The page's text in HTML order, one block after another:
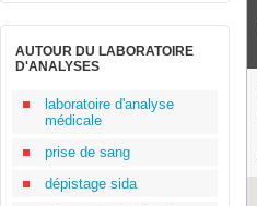
AUTOUR DU LABORATOIRE
D'ANALYSES
laboratoire d'analyse
médicale
prise de sang
dépistage sida